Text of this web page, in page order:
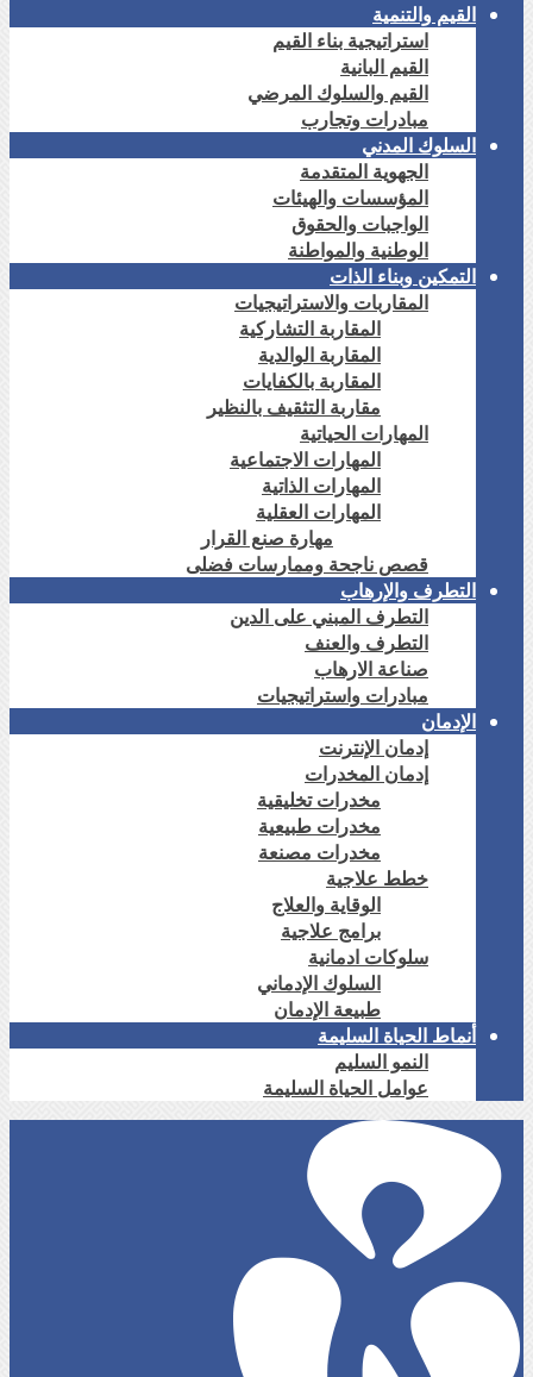
القيم والتنمية
استراتيجية بناء القيم
القيم البانية
القيم والسلوك المرضي
مبادرات وتجارب
السلوك المدني
الجهوية المتقدمة
المؤسسات والهيئات
الواجبات والحقوق
الوطنية والمواطنة
التمكين وبناء الذات
المقاربات والاستراتيجيات
المقاربة التشاركية
المقاربة الوالدية
المقاربة بالكفايات
مقاربة التثقيف بالنظير
المهارات الحياتية
المهارات الاجتماعية
المهارات الذاتية
المهارات العقلية
مهارة صنع القرار
قصص ناجحة وممارسات فضلى
التطرف والإرهاب
التطرف المبني على الدين
التطرف والعنف
صناعة الارهاب
مبادرات واستراتيجيات
الإدمان
إدمان الإنترنت
إدمان المخدرات
مخدرات تخليقية
مخدرات طبيعية
مخدرات مصنعة
خطط علاجية
الوقاية والعلاج
برامج علاجية
سلوكات ادمانية
السلوك الإدماني
طبيعة الإدمان
أنماط الحياة السليمة
النمو السليم
عوامل الحياة السليمة